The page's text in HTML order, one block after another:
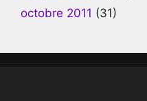
octobre 2011 (31)